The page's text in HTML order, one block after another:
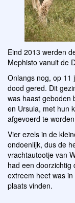
Eind 2013 werden
Mephisto vanuit de
Onlangs nog, op 11
dood gered. Dit
was haast geboden
en Ursula, met hun
afgevoerd te
Vier ezels in de
ondoenlijk, dus de
vrachtautootje van
had een doorzichtig
extreem heet was
plaats vinden.